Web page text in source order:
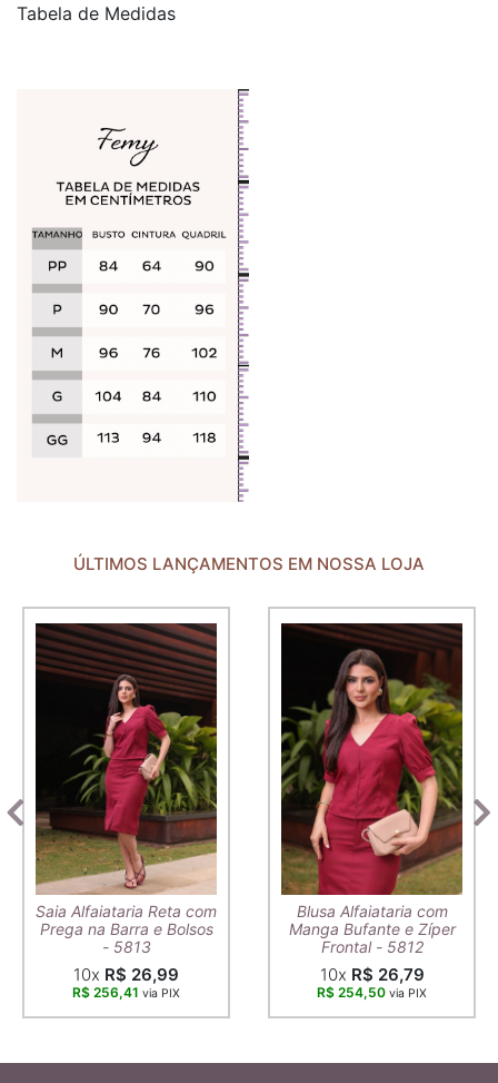
Tabela de Medidas
ÚLTIMOS LANÇAMENTOS EM NOSSA LOJA
Saia Alfaiataria Reta com
Prega na Barra e Bolsos
- 5813
10x R$ 26,99
R$ 256,41 via PIX
Blusa Alfaiataria com
Manga Bufante e Zíper
Frontal - 5812
10x R$ 26,79
R$ 254,50 via PIX